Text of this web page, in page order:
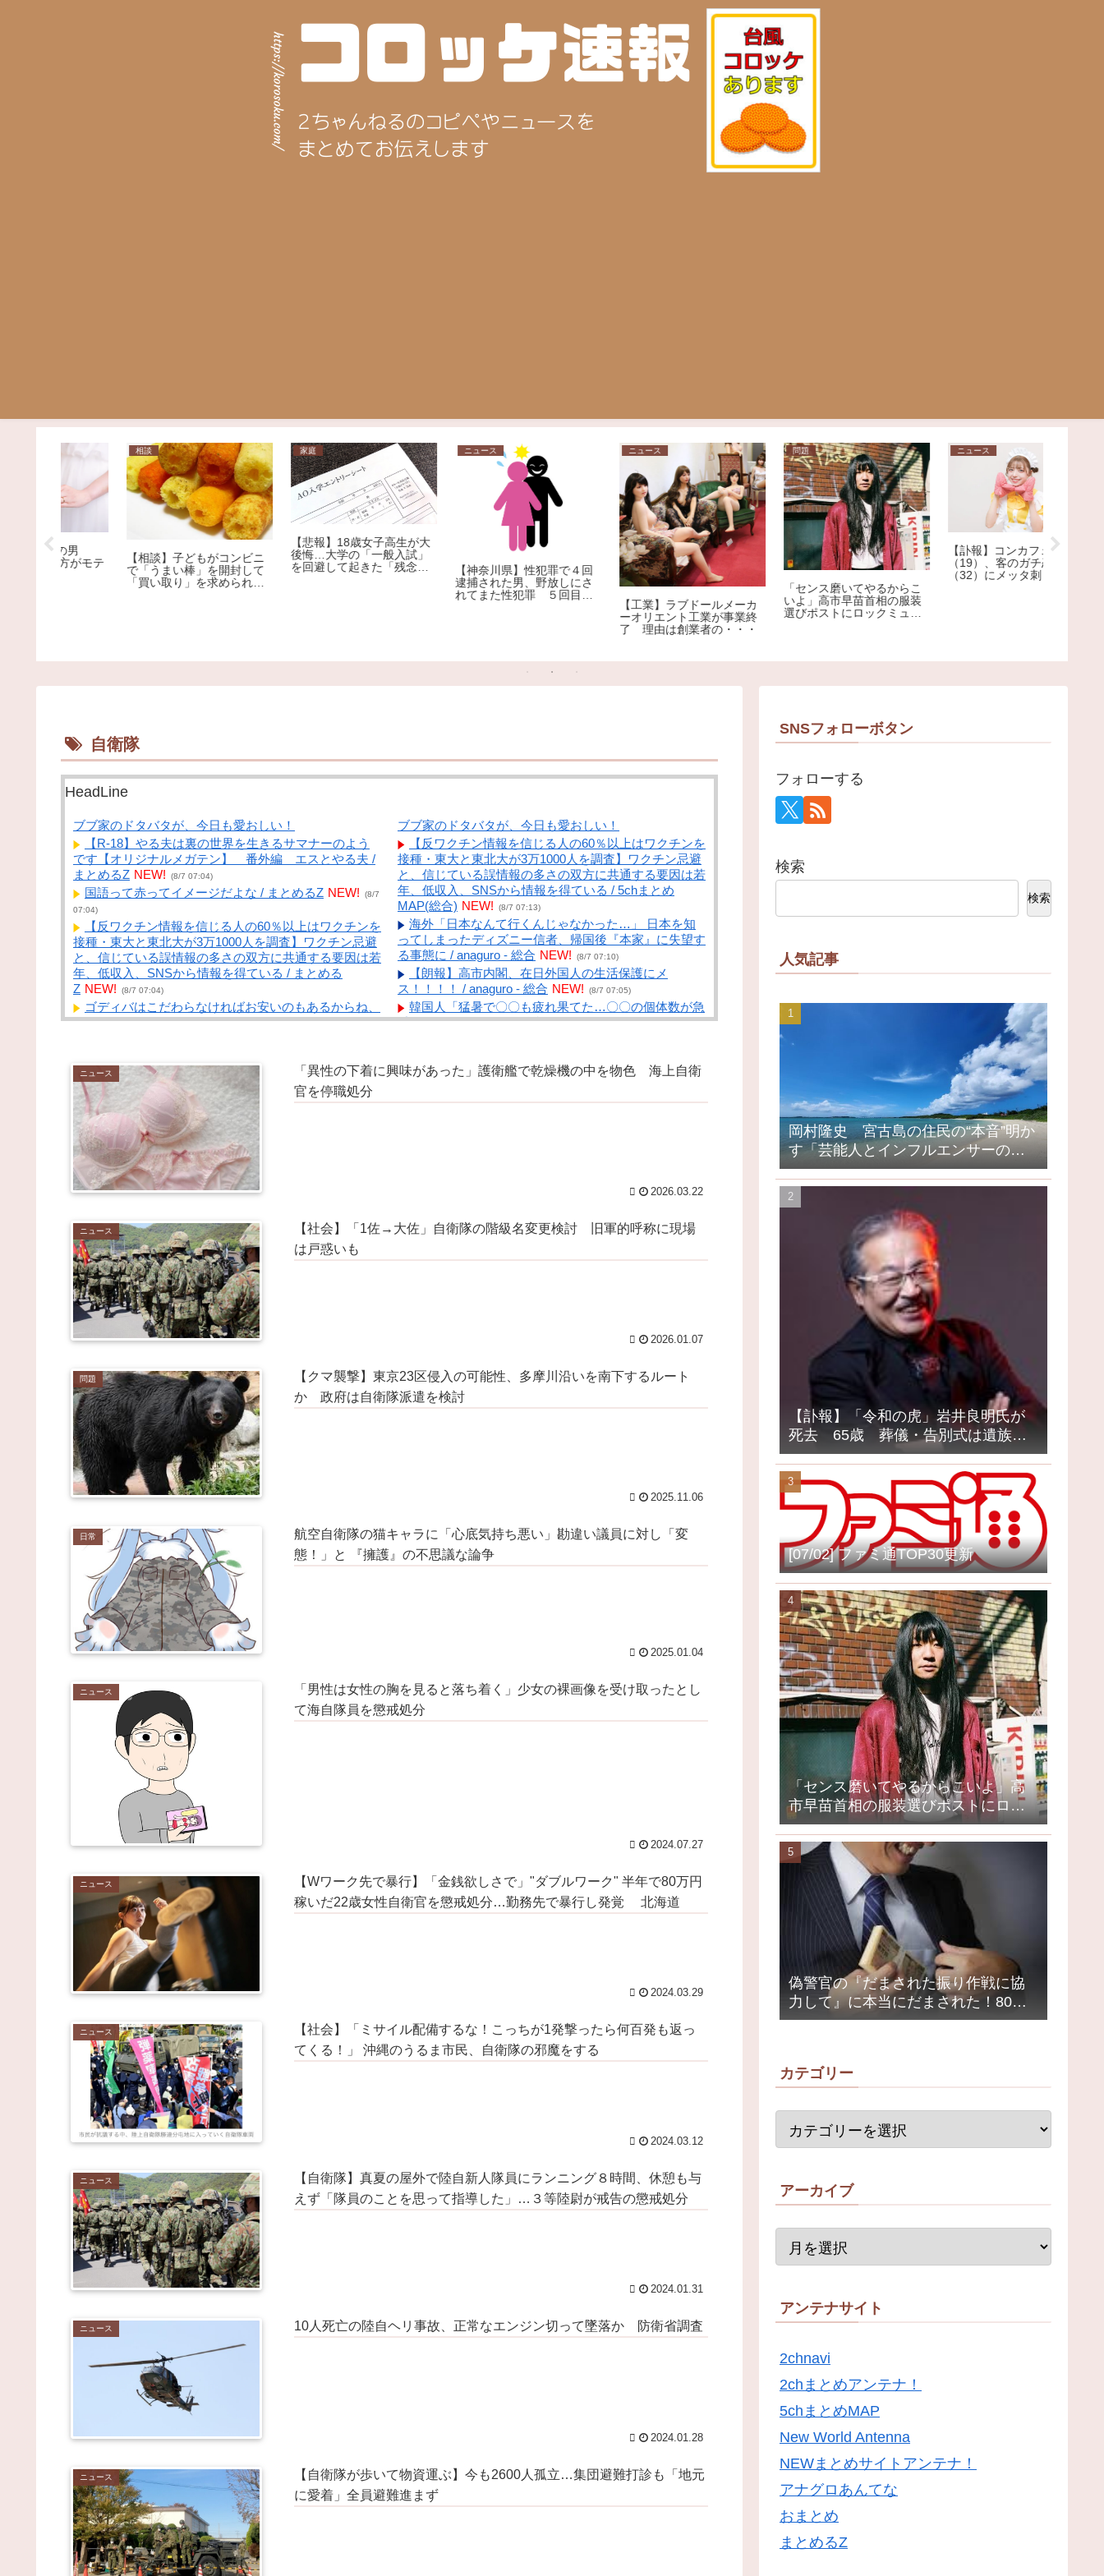
【相談】子どもがコンビニ
で「うまい棒」を開封して
「買い取り」を求められま
家庭
【悲報】18歳女子高生が大
後悔…大学の「一般入試」
を回避して起きた「残念す
ぎる悲劇」
ニュース
【神奈川県】性犯罪で４回
逮捕された男、野放しにさ
れてまた性犯罪 ５回目の
【工業】ラブドールメーカ
ーオリエント工業が事業終
了 理由は創業者の・・・
問題
「センス磨いてやるからこ
いよ」高市早苗首相の服装
選びポストにロックミュー
ジシャンが激怒、ネット大
ニュース
【訃報】コンカフェ嬢
（19）、客のガチ恋おぢ
（32）にメッタ刺しにされ
死亡
【画像】
自衛隊
HeadLine
ブブ家のドタバタが、今日も愛おしい！
【R-18】やる夫は裏の世界を生きるサマナーのよう
です【オリジナルメガテン】 番外編 エスとやる夫 /
まとめるZ NEW! (8/7 07:04)
国語って赤ってイメージだよな / まとめるZ NEW!
(8/7
07:04)
【反ワクチン情報を信じる人の60％以上はワクチンを
接種・東大と東北大が3万1000人を調査】ワクチン忌避
と、信じている誤情報の多さの双方に共通する要因は若
年、低収入、SNSから情報を得ている / まとめる
Z NEW! (8/7 07:04)
ゴディバはこだわらなければお安いのもあるからね、
アンシン！ / まとめるZ NEW! (8/7 07:04)
ヒカキンさん、熊本に偽善行為で2000万円寄付ｗｗ
ｗｗｗｗｗ / NEWまとめサイトアンテナ！ NEW! (8/7
06:40)
【集え】自転車民 / NEWまとめサイトアンテナ！
NEW!
(8/7 06:39)
みいちゃん、セコカンになる / NEWまとめサイトア
ンテナ！ NEW! (8/7 06:39)
何にでも「※個人の感想です」をつけるトピ / NEW
SNSで異性とやりとり《不倫》になる？→既婚男女の
約7割「なる」⇒！ / NEWまとめサイトアンテナ！
NEW! (8/7 06:35)
陰謀論者と話せるようになるキーワード辞典つくろう
→ / VIP・ネタ・オールジャンル – New World
Antenna NEW! (8/7 06:27)
セ・リーグでは首位阪神、2位巨人で終わったシーズ
ンは無い / 2chまとめアンテナ！ NEW!
ｗ / 2chまとめアンテナ！ NEW! (8/7 06:23)
【悲報】霜降り明星粗品さん、後輩芸人のファンから
苦言を呈されブチギレ発狂… / 2chまとめアンテナ！
NEW! (8/7 06:23)
城島健司、捕手でMLB挑戦←これ地味にすごくね？ /
2chまとめアンテナ！
NEW! (8/7 06:23)
36歳の彼女と結婚したいのに、家族が猛反対。家族か
ら信じられない言葉が飛び出した… 他 / 2chnaviヘッド
ライン
Powered by livedoor 相互RSS
ブブ家のドタバタが、今日も愛おしい！
【反ワクチン情報を信じる人の60％以上はワクチンを
接種・東大と東北大が3万1000人を調査】ワクチン忌避
と、信じている誤情報の多さの双方に共通する要因は若
年、低収入、SNSから情報を得ている / 5chまとめ
MAP(総合) NEW! (8/7 07:13)
海外「日本なんて行くんじゃなかった…」 日本を知
ってしまったディズニー信者、帰国後『本家』に失望す
る事態に / anaguro - 総合 NEW! (8/7 07:10)
【朗報】高市内閣、在日外国人の生活保護にメ
ス！！！！ / anaguro - 総合 NEW! (8/7 07:05)
韓国人「猛暑で〇〇も疲れ果てた…〇〇の個体数が急
減」 / 5chまとめMAP(総合) NEW! (8/7 07:01)
ていたのに‥」 / anaguro - 総合 NEW! (8/7 07:00)
まとめMAP(総合) NEW!
人続出 / おまとめアンテナ NEW! (8/7 04:16)
出”へ！？官邸幹部「協力的でなかったから」 / おまと
【日常に潜む恐怖】砕けた左腕 / おまとめアンテナ
NEW!
(8/7 03:00)
Powered by livedoor 相互RSS
ニュース
「異性の下着に興味があった」護衛艦で乾燥機の中を物色 海上自衛
官を停職処分
2026.03.22
ニュース
【社会】「1佐→大佐」自衛隊の階級名変更検討 旧軍的呼称に現場
は戸惑いも
2026.01.07
問題
【クマ襲撃】東京23区侵入の可能性、多摩川沿いを南下するルート
か 政府は自衛隊派遣を検討
2025.11.06
日常
航空自衛隊の猫キャラに「心底気持ち悪い」勘違い議員に対し「変
態！」と 『擁護』の不思議な論争
2025.01.04
ニュース
「男性は女性の胸を見ると落ち着く」少女の裸画像を受け取ったとし
て海自隊員を懲戒処分
2024.07.27
ニュース
【Wワーク先で暴行】「金銭欲しさで」"ダブルワーク" 半年で80万円
稼いだ22歳女性自衛官を懲戒処分…勤務先で暴行し発覚 北海道
2024.03.29
ニュース
【社会】「ミサイル配備するな！こっちが1発撃ったら何百発も返っ
てくる！」 沖縄のうるま市民、自衛隊の邪魔をする
2024.03.12
ニュース
【自衛隊】真夏の屋外で陸自新人隊員にランニング８時間、休憩も与
えず「隊員のことを思って指導した」…３等陸尉が戒告の懲戒処分
2024.01.31
ニュース 10人死亡の陸自ヘリ事故、正常なエンジン切って墜落か 防衛省調査
2024.01.28
ニュース
【自衛隊が歩いて物資運ぶ】今も2600人孤立…集団避難打診も「地元
に愛着」全員避難進まず
SNSフォローボタン
フォローする
検索
検索
人気記事
岡村隆史 宮古島の住民の“本音”明か
す「芸能人とインフルエンサーの島
になってしまったって」
【訃報】「令和の虎」岩井良明氏が
死去 65歳 葬儀・告別式は遺族の
意向で密葬
[07/02] ファミ通TOP30更新
「センス磨いてやるからこいよ」高
市早苗首相の服装選びポストにロッ
クミュージシャンが激怒、ネット大
荒れ
偽警官の『だまされた振り作戦に協
力して』に本当にだまされた！80代
女性1200万円被害
カテゴリー
アーカイブ
アンテナサイト
2chnavi
2chまとめアンテナ！
5chまとめMAP
New World Antenna
NEWまとめサイトアンテナ！
アナグロあんてな
おまとめ
まとめるZ